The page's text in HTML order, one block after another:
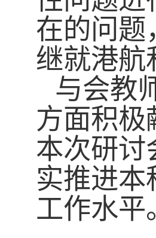
在的问题
继就港航
与会教
方面积极
本次研讨
实推进本
工作水平